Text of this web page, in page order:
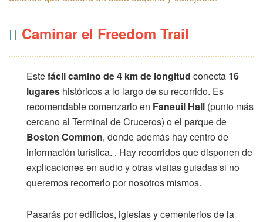
Caminar el Freedom Trail
Estefácil camino de 4 km de longitud conecta 16
lugares históricos a lo largo de su recorrido. Es
recomendable comenzarlo en Faneuil Hall (punto más
cercano al Terminal de Cruceros) o el parque de
Boston Common, donde además hay centro de
información turística. . Hay recorridos que disponen de
explicaciones en audio y otras visitas guiadas si no
queremos recorrerlo por nosotros mismos.
Pasarás por edificios, iglesias y cementerios de la